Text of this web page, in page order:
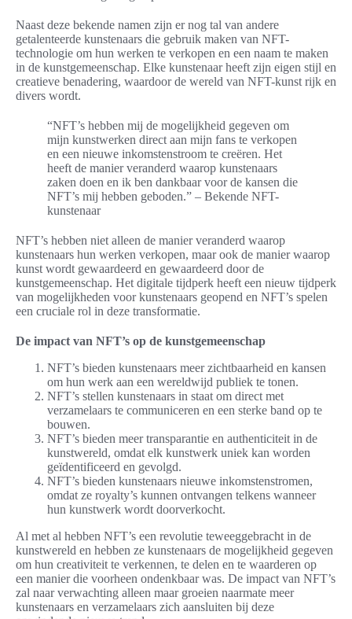
Naast deze bekende namen zijn er nog tal van andere
getalenteerde kunstenaars die gebruik maken van NFT-
technologie om hun werken te verkopen en een naam te maken
in de kunstgemeenschap. Elke kunstenaar heeft zijn eigen stijl en
creatieve benadering, waardoor de wereld van NFT-kunst rijk en
divers wordt.
“NFT’s hebben mij de mogelijkheid gegeven om
mijn kunstwerken direct aan mijn fans te verkopen
en een nieuwe inkomstenstroom te creëren. Het
heeft de manier veranderd waarop kunstenaars
zaken doen en ik ben dankbaar voor de kansen die
NFT’s mij hebben geboden.” – Bekende NFT-
kunstenaar
NFT’s hebben niet alleen de manier veranderd waarop
kunstenaars hun werken verkopen, maar ook de manier waarop
kunst wordt gewaardeerd en gewaardeerd door de
kunstgemeenschap. Het digitale tijdperk heeft een nieuw tijdperk
van mogelijkheden voor kunstenaars geopend en NFT’s spelen
een cruciale rol in deze transformatie.
De impact van NFT’s op de kunstgemeenschap
NFT’s bieden kunstenaars meer zichtbaarheid en kansen
om hun werk aan een wereldwijd publiek te tonen.
NFT’s stellen kunstenaars in staat om direct met
verzamelaars te communiceren en een sterke band op te
bouwen.
NFT’s bieden meer transparantie en authenticiteit in de
kunstwereld, omdat elk kunstwerk uniek kan worden
geïdentificeerd en gevolgd.
NFT’s bieden kunstenaars nieuwe inkomstenstromen,
omdat ze royalty’s kunnen ontvangen telkens wanneer
hun kunstwerk wordt doorverkocht.
Al met al hebben NFT’s een revolutie teweeggebracht in de
kunstwereld en hebben ze kunstenaars de mogelijkheid gegeven
om hun creativiteit te verkennen, te delen en te waarderen op
een manier die voorheen ondenkbaar was. De impact van NFT’s
zal naar verwachting alleen maar groeien naarmate meer
kunstenaars en verzamelaars zich aansluiten bij deze